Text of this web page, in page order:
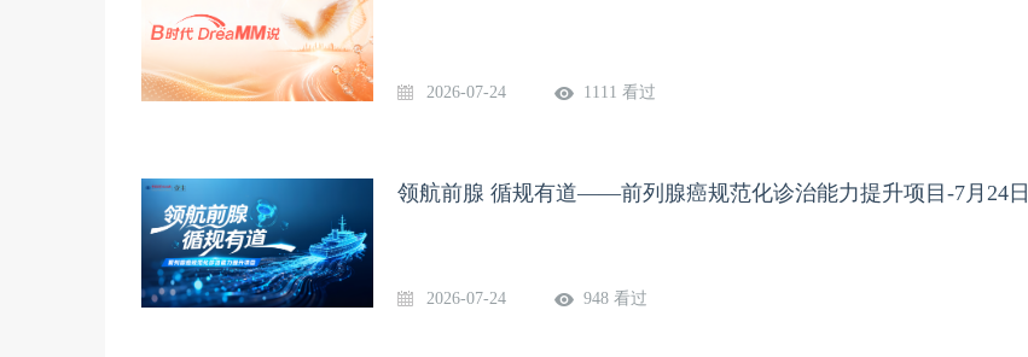
2026-07-24 1111 看过
领航前腺 循规有道——前列腺癌规范化诊治能力提升项目-7月24日
2026-07-24 948 看过